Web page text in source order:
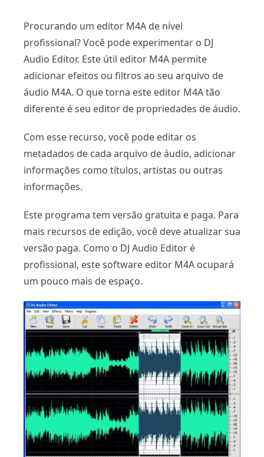
Procurando um editor M4A de nível
profissional? Você pode experimentar o DJ
Audio Editor. Este útil editor M4A permite
adicionar efeitos ou filtros ao seu arquivo de
áudio M4A. O que torna este editor M4A tão
diferente é seu editor de propriedades de áudio.
Com esse recurso, você pode editar os
metadados de cada arquivo de áudio, adicionar
informações como títulos, artistas ou outras
informações.
Este programa tem versão gratuita e paga. Para
mais recursos de edição, você deve atualizar sua
versão paga. Como o DJ Audio Editor é
profissional, este software editor M4A ocupará
um pouco mais de espaço.